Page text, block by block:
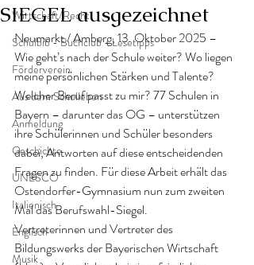
Wirtschaft/Recht
Schulbib - Buchclub - Lesetipps
Förderverein
Aus dem Schulleben
Anmeldung
Geschichte
UNESCO
Italienisch
Englisch
Musik
SIEGEL ausgezeichnet
Neumarkt / Amberg, 13. Oktober 2025 –
Wie geht’s nach der Schule weiter? Wo liegen
meine persönlichen Stärken und Talente?
Welcher Beruf passt zu mir? 77 Schulen in
Bayern – darunter das OG – unterstützen
ihre Schülerinnen und Schüler besonders
dabei, Antworten auf diese entscheidenden
Fragen zu finden. Für diese Arbeit erhält das
Ostendorfer-Gymnasium nun zum zweiten
Mal das Berufswahl-Siegel.
Vertreterinnen und Vertreter des
Bildungswerks der Bayerischen Wirtschaft